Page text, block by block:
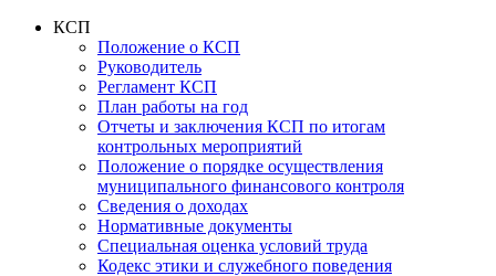
КСП
Положение о КСП
Руководитель
Регламент КСП
План работы на год
Отчеты и заключения КСП по итогам
контрольных мероприятий
Положение о порядке осуществления
муниципального финансового контроля
Сведения о доходах
Нормативные документы
Специальная оценка условий труда
Кодекс этики и служебного поведения